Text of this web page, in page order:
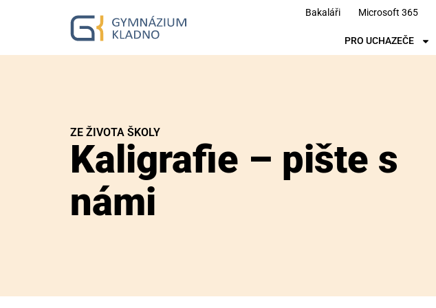
Bakaláři Microsoft 365
PRO UCHAZEČE
ZE ŽIVOTA ŠKOLY
Kaligrafie – pište s
námi